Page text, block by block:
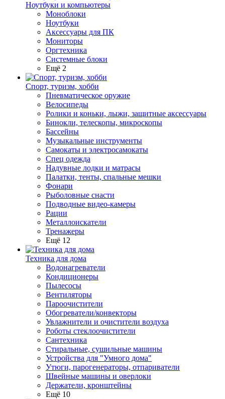
Ноутбуки и компьютеры
Моноблоки
Ноутбуки
Аксессуары для ПК
Мониторы
Оргтехника
Системные блоки
Ещё 2
Спорт, туризм, хобби
Пневматическое оружие
Велосипеды
Ролики и коньки, лыжи, защитные аксессуары
Бинокли, телескопы, микроскопы
Бассейны
Музыкальные инструменты
Самокаты и электросамокаты
Спец одежда
Надувные лодки и матрасы
Палатки, тенты, спальные мешки
Фонари
Рыболовные снасти
Подводные видео-камеры
Рации
Металлоискатели
Тренажеры
Ещё 12
Техника для дома
Водонагреватели
Кондиционеры
Пылесосы
Вентиляторы
Пароочистители
Обогреватели/конвекторы
Увлажнители и очистители воздуха
Роботы стеклоочистители
Сантехника
Стиральные, сушильные машины
Устройства для "Умного дома"
Утюги, парогенераторы, отпариватели
Швейные машины и оверлоки
Держатели, кронштейны
Ещё 10